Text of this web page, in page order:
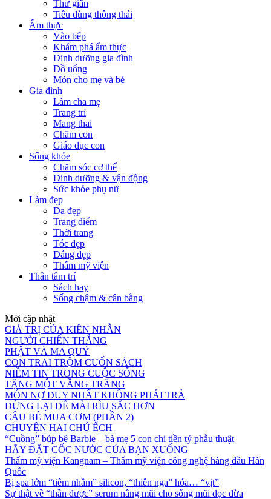
Thư giãn
Tiêu dùng thông thái
Ẩm thực
Vào bếp
Khám phá ẩm thực
Dinh dưỡng gia đình
Đồ uống
Món cho mẹ và bé
Gia đình
Làm cha mẹ
Trang trí
Mang thai
Chăm con
Giáo dục con
Sống khỏe
Chăm sóc cơ thể
Dinh dưỡng & vận động
Sức khỏe phụ nữ
Làm đẹp
Da đẹp
Trang điểm
Thời trang
Tóc đẹp
Dáng đẹp
Thẩm mỹ viện
Thân tâm trí
Sách hay
Sống chậm & cân bằng
Mới cập nhật
GIÁ TRỊ CỦA KIÊN NHẪN
NGƯỜI CHIẾN THẮNG
PHẬT VÀ MA QUỶ
CON TRAI TRỘM CUỐN SÁCH
NIỀM TIN TRONG CUỘC SỐNG
TẶNG MỘT VẦNG TRĂNG
MÓN NỢ DUY NHẤT KHÔNG PHẢI TRẢ
DỪNG LẠI ĐỂ MÀI RÌU SẮC HƠN
CẬU BÉ MUA CƠM (PHẦN 2)
CHUYỆN HAI CHÚ ẾCH
“Cuồng” búp bê Barbie – bà mẹ 5 con chi tiền tỷ phẫu thuật
HÃY ĐẶT CỐC NƯỚC CỦA BẠN XUỐNG
Thẩm mỹ viện Kangnam – Thẩm mỹ viện công nghệ hàng đầu Hàn
Quốc
Bị spa lởm “tiêm nhầm” silicon, “thiên nga” hóa… “vịt”
Sự thật về “thần dược” serum nâng mũi cho sống mũi dọc dừa